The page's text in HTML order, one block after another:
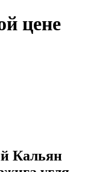
цене
Кальян